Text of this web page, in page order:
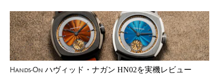
Hands-On ハヴィッド・ナガン HN02を実機レビュー